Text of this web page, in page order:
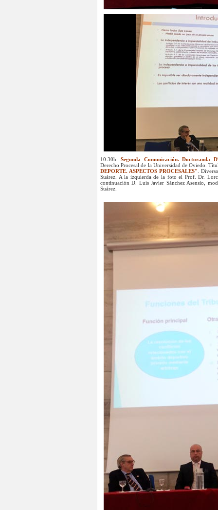
10.30h.Segunda Comunicación. Doctoranda
Derecho Procesal de la Universidad de Oviedo.
DEPORTE. ASPECTOS PROCESALES" .
Suárez. A la izquierda de la foto el Prof. Dr.
continuación D. Luís Javier Sánchez Asensio,
Suárez.